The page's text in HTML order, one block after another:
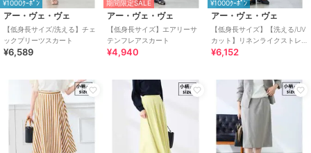
¥1000ｸｰﾎﾟﾝ
アー・ヴェ・ヴェ
【低身長サイズ/洗える】チェ
ックプリーツスカート
¥6,589
期間限定SALE
アー・ヴェ・ヴェ
【低身長サイズ】エアリーサ
テンフレアスカート
¥4,940
¥1000ｸｰﾎﾟﾝ
アー・ヴェ・ヴェ
【低身長サイズ】【洗える/UV
カット】リネンライクストレ
ッチフレアスカート
¥6,152